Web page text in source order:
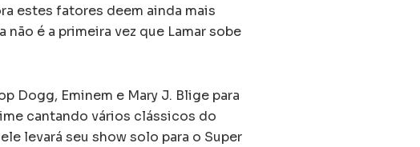
estes fatores deem ainda mais
é a primeira vez que Lamar sobe
Dogg, Eminem e Mary J. Blige para
cantando vários clássicos do
levará seu show solo para o Super